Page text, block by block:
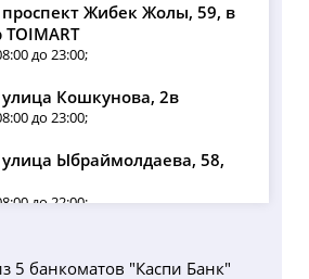
проспект Жибек Жолы, 59, в
до 23:00;
улица Кошкунова, 2в
до 23:00;
улица Ыбраймолдаева, 58,
до 22:00;
5 банкоматов "Каспи Банк"